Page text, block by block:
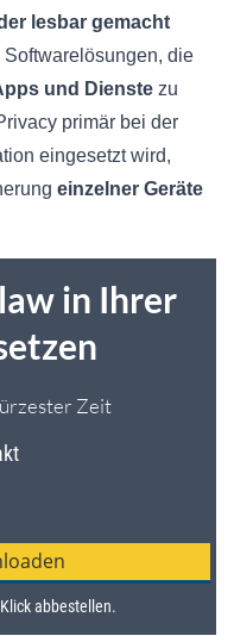
lesbar gemacht
die
und Dienste zu
primär bei der
eingesetzt wird,
einzelner Geräte